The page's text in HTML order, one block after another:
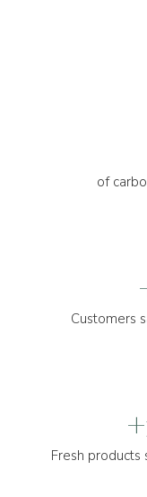
of
Customers
Fresh